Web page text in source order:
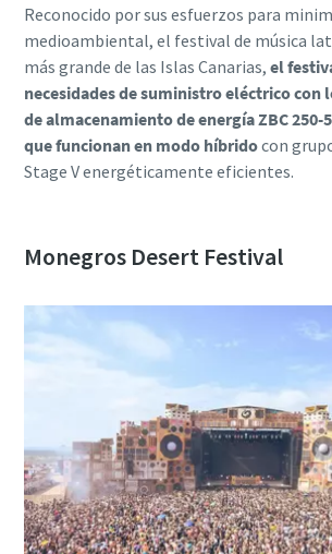
Reconocido por sus esfuerzos para
medioambiental, el festival de música
más grande de las Islas Canarias, el
necesidades de suministro eléctrico con
de almacenamiento de energía ZBC 250-
que funcionan en modo híbridocon
Stage V energéticamente eficientes.
Monegros Desert Festival